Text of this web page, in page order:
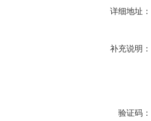
详细地址：
补充说明：
验证码：